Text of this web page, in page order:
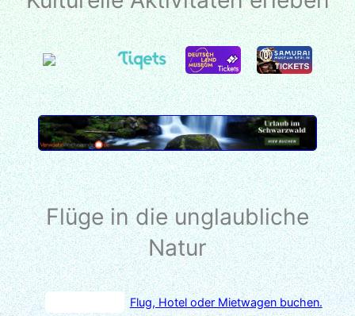
Flüge in die unglaubliche
Natur
Flug, Hotel oder Mietwagen buchen.